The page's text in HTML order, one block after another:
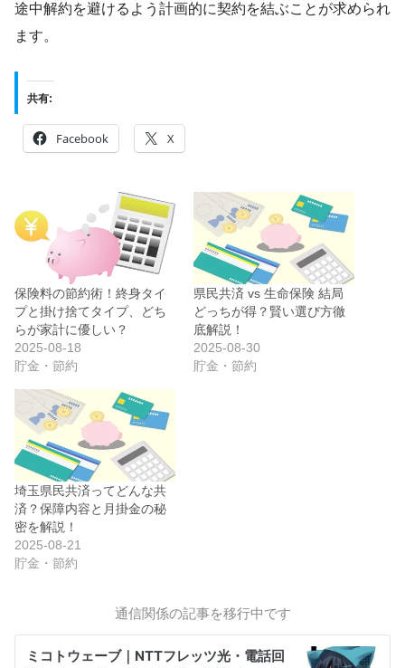
途中解約を避けるよう計画的に契約を結ぶことが求められ
ます。
共有:
Facebook X
保険料の節約術！終身タイ
プと掛け捨てタイプ、どち
らが家計に優しい？
2025-08-18
貯金・節約
県民共済 vs 生命保険 結局
どっちが得？賢い選び方徹
底解説！
2025-08-30
貯金・節約
埼玉県民共済ってどんな共
済？保障内容と月掛金の秘
密を解説！
2025-08-21
貯金・節約
通信関係の記事を移行中です